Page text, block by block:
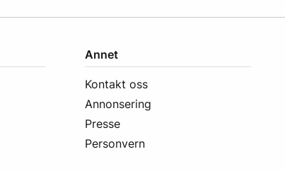
Annet
Kontakt oss
Annonsering
Presse
Personvern